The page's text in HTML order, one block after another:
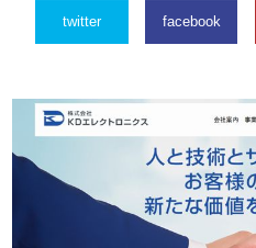
twitter facebook